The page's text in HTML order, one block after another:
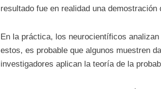
resultado fue en realidad una
En la práctica, los neurocientíficos
estos, es probable que algunos muestren
investigadores aplican la teoría de la